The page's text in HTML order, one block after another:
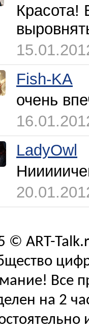
Красота!
Fish-KA
очень
LadyOwl
© ART-
Все
на 2